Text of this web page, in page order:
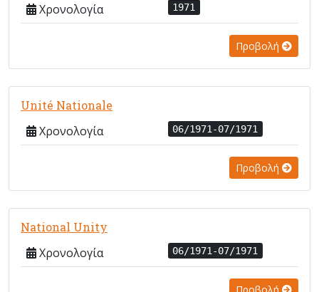
Χρονολογία 1971
Προβολή
Unité Nationale
Χρονολογία 06/1971-07/1971
Προβολή
National Unity
Χρονολογία 06/1971-07/1971